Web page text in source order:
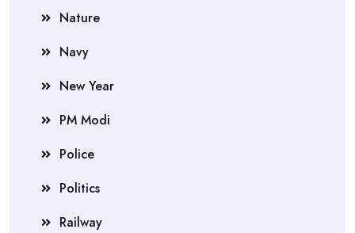
Nature
Navy
New Year
PM Modi
Police
Politics
Railway